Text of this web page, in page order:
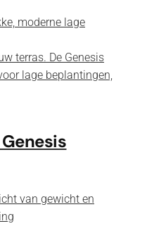
moderne lage
terras. De Genesis
lage beplantingen,
Genesis
van gewicht en